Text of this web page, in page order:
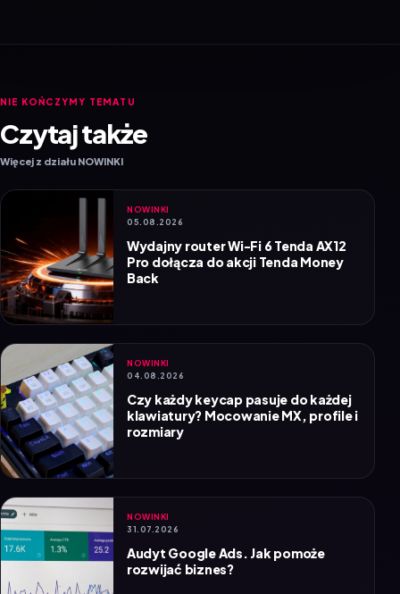
NIE KOŃCZYMY TEMATU
Czytaj także
Więcej z działu NOWINKI
NOWINKI
05.08.2026
Wydajny router Wi-Fi 6 Tenda AX12
Pro dołącza do akcji Tenda Money
Back
NOWINKI
04.08.2026
Czy każdy keycap pasuje do każdej
klawiatury? Mocowanie MX, profile i
rozmiary
NOWINKI
31.07.2026
Audyt Google Ads. Jak pomoże
rozwijać biznes?